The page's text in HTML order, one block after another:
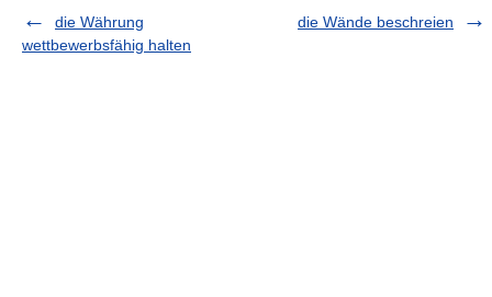
die Währung
wettbewerbsfähig halten
die Wände beschreien